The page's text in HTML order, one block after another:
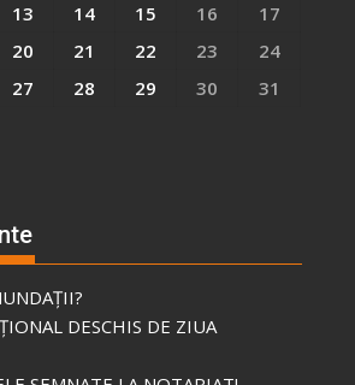
13 14 15 16
17
20 21 22 23
24
27 28 29 30 31
DESCHIS DE ZIUA